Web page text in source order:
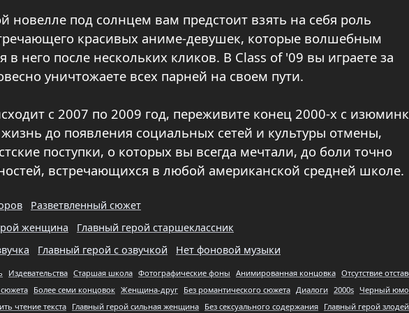
новелле под солнцем вам предстоит взять на себя роль
красивых аниме-девушек, которые волшебным
него после нескольких кликов. В Class of '09 вы играете за
уничтожаете всех парней на своем пути.
с 2007 по 2009 год, переживите конец 2000-х с
до появления социальных сетей и культуры отмены,
поступки, о которых вы всегда мечтали, до боли точно
встречающихся в любой американской средней школе.
Разветвленный сюжет
женщина Главный герой старшеклассник
Главный герой с озвучкой Нет фоновой музыки
Издевательства Старшая школа Фотографические фоны Анимированная концовка Отсутствие
Более семи концовок Женщина-друг Без романтического сюжета Диалоги 2000s Черный
чтение текста
Главный герой сильная женщина Без сексуального содержания Главный герой злодей